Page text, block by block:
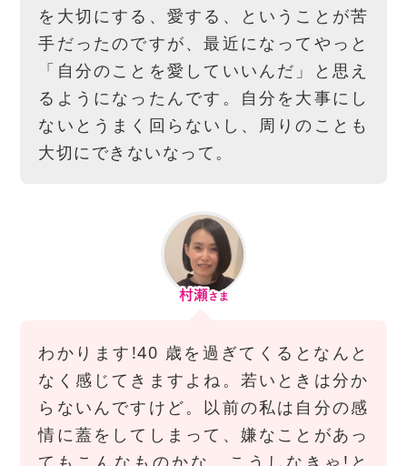
を大切にする、愛する、ということが苦
手だったのですが、最近になってやっと
「自分のことを愛していいんだ」と思え
るようになったんです。自分を大事にし
ないとうまく回らないし、周りのことも
大切にできないなって。
わかります!40 歳を過ぎてくるとなんと
なく感じてきますよね。若いときは分か
らないんですけど。以前の私は自分の感
情に蓋をしてしまって、嫌なことがあっ
てもこんなものかな、こうしなきゃ!と